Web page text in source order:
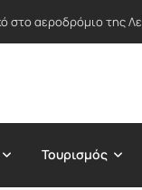
στο αεροδρόμιο
Τουρισμός